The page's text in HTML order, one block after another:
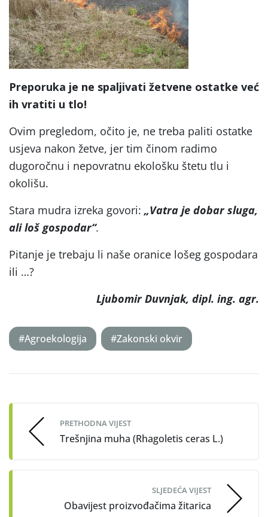
Preporuka je ne spaljivati žetvene ostatke već
ih vratiti u tlo!
Ovim pregledom, očito je, ne treba paliti ostatke
usjeva nakon žetve, jer tim činom radimo
dugoročnu i nepovratnu ekološku štetu tlu i
okolišu.
Stara mudra izreka govori: „Vatra je dobar sluga,
ali loš gospodar“.
Pitanje je trebaju li naše oranice lošeg gospodara
ili …?
Ljubomir Duvnjak, dipl. ing. agr.
#Agroekologija #Zakonski okvir
navigation
PRETHODNA VIJEST
Trešnjina muha (Rhagoletis ceras L.)
SLJEDEĆA VIJEST
Obavijest proizvođačima žitarica